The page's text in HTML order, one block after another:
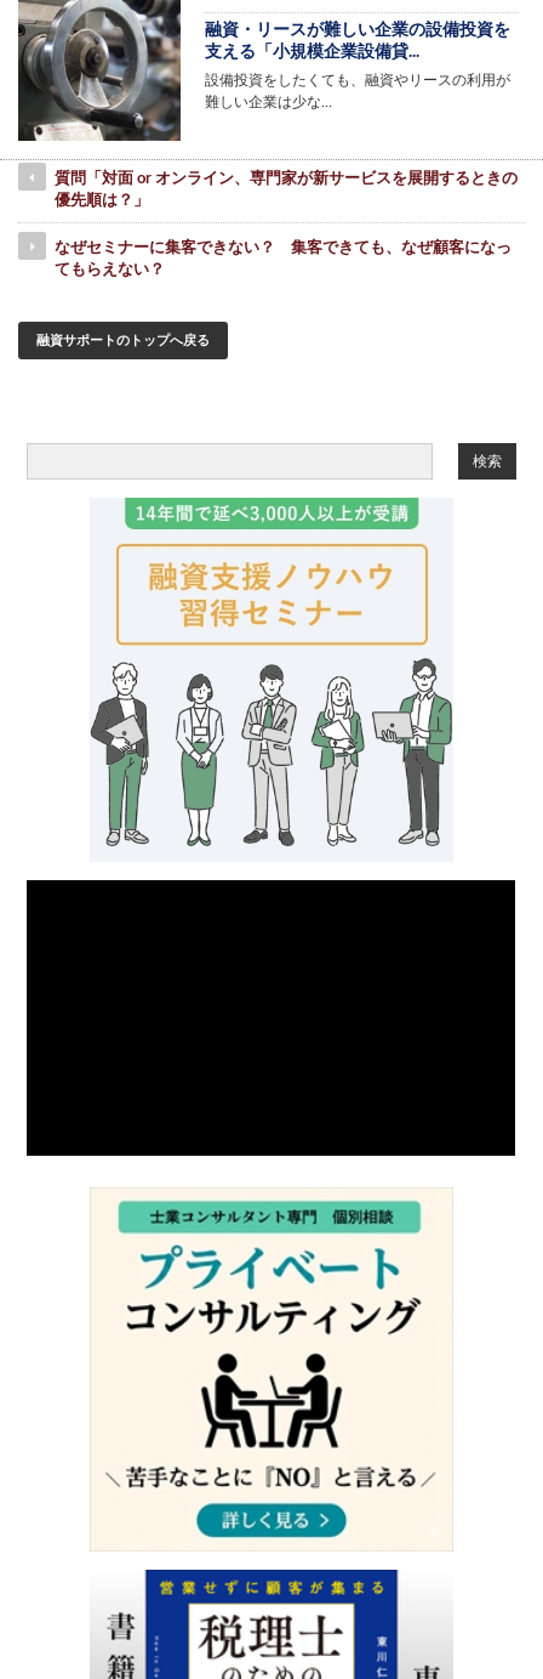
融資・リースが難しい企業の設備投資を
支える「小規模企業設備貸...
設備投資をしたくても、融資やリースの利用が
難しい企業は少な…
質問「対面 or オンライン、専門家が新サービスを展開するときの
優先順は？」
なぜセミナーに集客できない？ 集客できても、なぜ顧客になっ
てもらえない？
融資サポートのトップへ戻る